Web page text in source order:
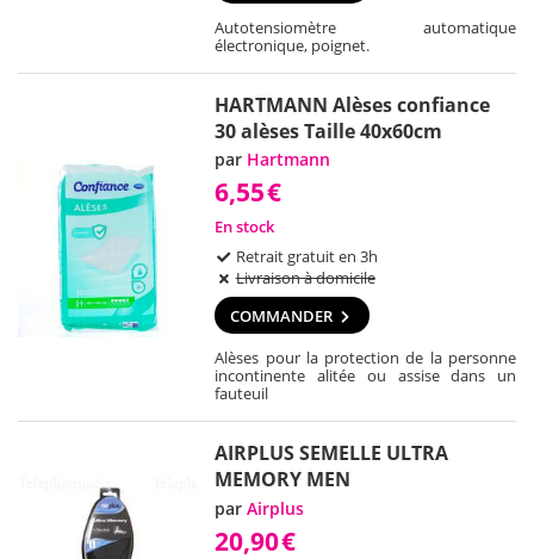
Autotensiomètre automatique
électronique, poignet.
HARTMANN Alèses confiance
30 alèses Taille 40x60cm
par Hartmann
6,55€
En stock
Retrait gratuit en 3h
Livraison à domicile
COMMANDER
Alèses pour la protection de la personne
incontinente alitée ou assise dans un
fauteuil
AIRPLUS SEMELLE ULTRA
MEMORY MEN
parAirplus
20,90€